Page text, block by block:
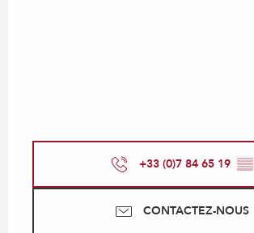
+33 (0)7 84 65 19 ▒▒
CONTACTEZ-NOUS